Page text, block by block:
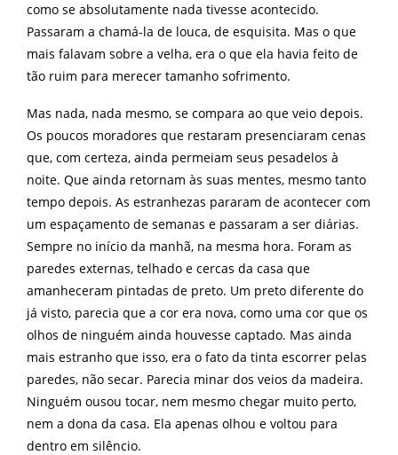
como se absolutamente nada tivesse acontecido.
Passaram a chamá-la de louca, de esquisita. Mas o que
mais falavam sobre a velha, era o que ela havia feito de
tão ruim para merecer tamanho sofrimento.
Mas nada, nada mesmo, se compara ao que veio depois.
Os poucos moradores que restaram presenciaram cenas
que, com certeza, ainda permeiam seus pesadelos à
noite. Que ainda retornam às suas mentes, mesmo tanto
tempo depois. As estranhezas pararam de acontecer com
um espaçamento de semanas e passaram a ser diárias.
Sempre no início da manhã, na mesma hora. Foram as
paredes externas, telhado e cercas da casa que
amanheceram pintadas de preto. Um preto diferente do
já visto, parecia que a cor era nova, como uma cor que os
olhos de ninguém ainda houvesse captado. Mas ainda
mais estranho que isso, era o fato da tinta escorrer pelas
paredes, não secar. Parecia minar dos veios da madeira.
Ninguém ousou tocar, nem mesmo chegar muito perto,
nem a dona da casa. Ela apenas olhou e voltou para
dentro em silêncio.